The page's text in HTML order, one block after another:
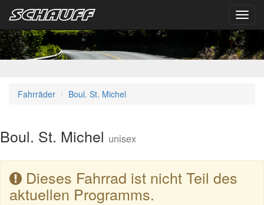
Fahrräder Boul. St. Michel
Boul. St. Michel unisex
Dieses Fahrrad ist nicht Teil des
aktuellen Programms.